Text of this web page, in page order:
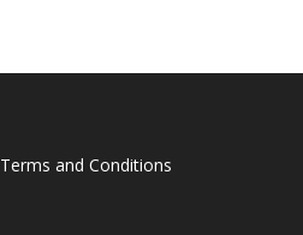
Terms and Conditions